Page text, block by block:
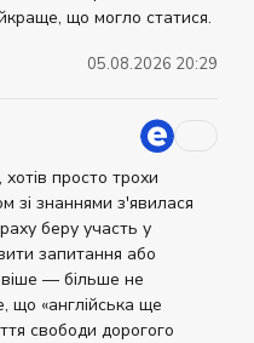
для учителей. В
процесс усвоения
що могло статися.
05.08.2026 20:29
просто трохи
зі знаннями з'явилася
беру участь у
запитання або
— більше не
що «англійська ще
свободи дорогого